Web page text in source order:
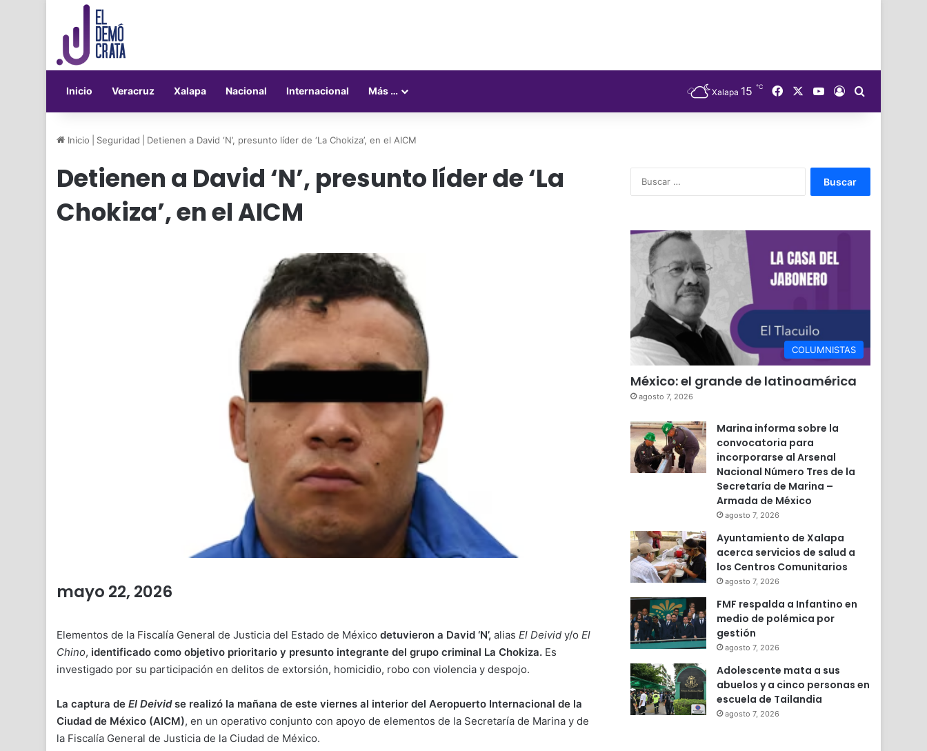
Inicio Veracruz Xalapa Nacional Internacional Más … Xalapa 15 ℃ FacebookYouTube
Acceso
Inicio Seguridad Detienen a David ‘N’, presunto líder de ‘La Chokiza’, en el AICM
Detienen a David ‘N’, presunto líder de ‘La
Chokiza’, en el AICM
mayo 22, 2026
Elementos de la Fiscalía General de Justicia del Estado de Méxicodetuvieron a David ‘N’, aliasEl Deivid y/o El
Chino, identificado como objetivo prioritario y presunto integrante del grupo criminal La Chokiza. Es
investigado por su participación en delitos de extorsión, homicidio, robo con violencia y despojo.
La captura de El Deividse realizó la mañana de este viernes al interior del Aeropuerto Internacional de la
Ciudad de México (AICM), en un operativo conjunto con apoyo de elementos de la Secretaría de Marina y de
la Fiscalía General de Justicia de la Ciudad de México.
COLUMNISTAS
México: el grande de latinoamérica
agosto 7, 2026
Marina informa sobre la
convocatoria para
incorporarse al Arsenal
Nacional Número Tres de la
Secretaría de Marina –
Armada de México
agosto 7, 2026
Ayuntamiento de Xalapa
acerca servicios de salud a
los Centros Comunitarios
agosto 7, 2026
FMF respalda a Infantino en
medio de polémica por
gestión
agosto 7, 2026
Adolescente mata a sus
abuelos y a cinco personas en
escuela de Tailandia
agosto 7, 2026